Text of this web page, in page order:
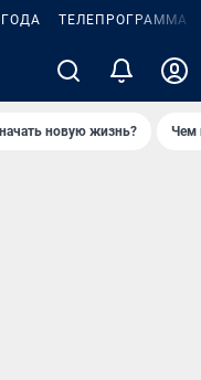
ТЕЛЕПРОГРАММА
начать новую жизнь? Чем